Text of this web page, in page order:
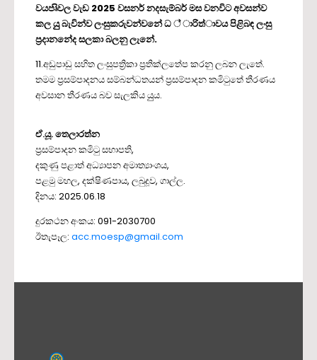
වයපෘිවල වැඩ 2025 වසනර් නදසැම්බර් මස වනවිට අවසන්ව
කල යුු බැවින්ව ලංසුකරුවන්වනේ ධ ් ‍ාරිත්ාවය පිළිබඳ ලංසු
ප්‍රදානනේද සලකා බලනු ලැනේ.
11.අඩුපාඩු සහිත ලංසුපත්‍රිකා ප්‍රතික්ලතේප කරනු ලබන ලැතේ.
තමම ප්‍රසම්පාදනය සම්බන්ධතයන් ප්‍රසම්පාදන කමිටුතේ තීරණය
අවසාන තීරණය බව සැලකිය යුුය.
ඒ.යූ. තෙලාරත්න
ප්‍රසම්පාදන කමිටු සභාපති,
දකුණු පළාත් අධ්‍යාපන අමාත්‍යාංශය,
පළමු මහල, දක්ෂිණපාය, ලබුදූව, ගාල්ල.
දිනය: 2025.06.18
දුරකථන අංකය: 091-2030700
ඊතැපෑල: acc.moesp@gmail.com